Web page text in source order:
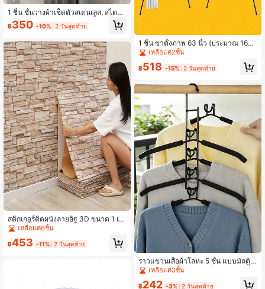
1 ชิ้น ชั้นวางผ้าเช็ดตัวสเตนเลส, สไตล์
Musurjoy Leisure ติดผนัง, พื้นผิวชุบ,
ดีไซน์หลายชั้น, ติดตั้งโดยไม่ต้องเจาะ,
งในห้องน้ำและห้องครัว, ใช้ได้กับวัสดุผ
นังหลากหลายชนิด.
฿350 -10% 2 วันสุดท้าย
สติกเกอร์ติดผนังลายอิฐ 3D ขนาด 1 เม
ตร กันน้ำ กาวในตัว วอลเปเปอร์ DIY
ผนังพื้นหลังทีวี แผ่นผนังตกแต่งแบบลอ
เหลือแค่6ชิ้น
฿453 -11% 2 วันสุดท้าย
1 ชิ้น ขาตั้งภาพ 63 นิ้ว (ประมาณ 160
ซม.) เหมาะสำหรับป้ายงานแต่งงาน กา
รแสดงโปสเตอร์ พร้อมกระเป๋าเก็บของ
ความสามารถในการรับน้ำหนัก 5 ปอน
พา เหมาะสำหรับป้ายงานแต่งงานและ
การแสดงโปสเตอร์ ขาตั้งโลหะสามขาบ
นโต๊ะ เหมาะสำหรับงานกิจกรรมและกา
รแสดงศิลปะ ขาตั้งงานแต่งงาน ขาตั้งที่
หรูหราและแข็งแรง ขาตั้งป้าย
เหลือแค่2ชิ้น
฿518 -15% 2 วันสุดท้าย
ราวแขวนเสื้อผ้าโลหะ 5 ชั้น แบบมัลติฟั
งก์ชัน พร้อมไหล่โฟมกันลื่น ประหยัดพื้น
ที่ แนวตั้ง กันลื่นกันตก สำหรับจัดเก็บเสื้
อเชิ้ต เสื้อกันหนาว เสื้อโค้ท และจัดระเบี
เหลือแค่3ชิ้น
฿242 -3% 2 วันสุดท้าย